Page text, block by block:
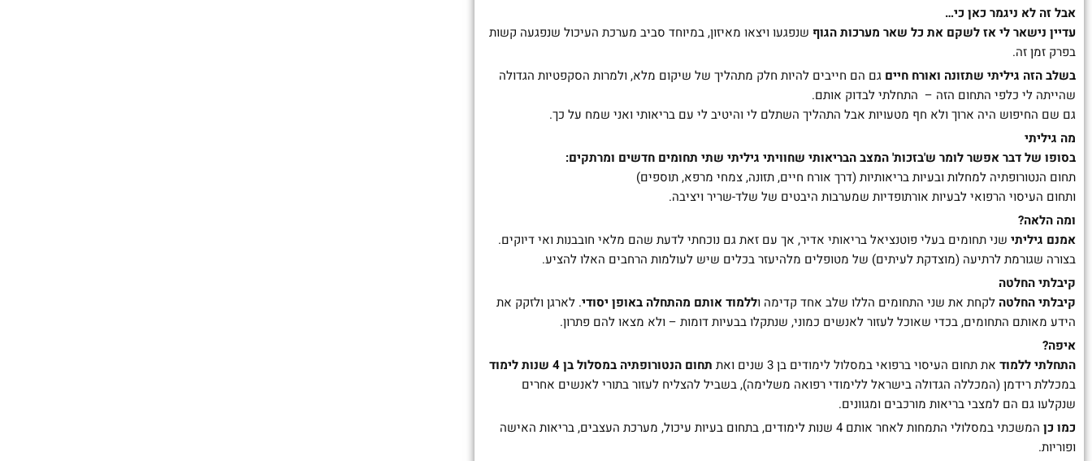
אבל זה לא ניגמר כאן כי…
עדיין נישאר לי אז לשקם את כל שאר מערכות הגוף שנפגעו ויצאו מאיזון, במיוחד סביב מערכת העיכול שנפגעה קשות
בפרק זמן זה.
בשלב הזה גיליתי שתזונה ואורח חיים גם הם חייבים להיות חלק מתהליך של שיקום מלא, ולמרות הסקפטיות הגדולה
שהייתה לי כלפי התחום הזה – התחלתי לבדוק אותם.
גם שם החיפוש היה ארוך ולא חף מטעויות אבל התהליך השתלם לי והיטיב לי עם בריאותי ואני שמח על כך.
מה גיליתי
בסופו של דבר אפשר לומר ש'בזכות' המצב הבריאותי שחוויתי גיליתי שתי תחומים חדשים ומרתקים:
תחום הנטורופתיה למחלות ובעיות בריאותיות (דרך אורח חיים, תזונה, צמחי מרפא, תוספים)
ותחום העיסוי הרפואי לבעיות אורתופדיות שמערבות היבטים של שלד-שריר ויציבה.
ומה הלאה?
אמנם גיליתי שני תחומים בעלי פוטנציאל בריאותי אדיר, אך עם זאת גם נוכחתי לדעת שהם מלאי חובבנות ואי דיוקים.
בצורה שגורמת לרתיעה (מוצדקת לעיתים) של מטופלים מלהיעזר בכלים שיש לעולמות הרחבים האלו להציע.
קיבלתי החלטה
קיבלתי החלטה לקחת את שני התחומים הללו שלב אחד קדימה וללמוד אותם מהתחלה באופן יסודי. לארגן ולזקק את
הידע מאותם התחומים, בכדי שאוכל לעזור לאנשים כמוני, שנתקלו בבעיות דומות – ולא מצאו להם פתרון.
איפה?
התחלתי ללמוד את תחום העיסוי ברפואי במסלול לימודים בן 3 שנים ואת
תחום הנטורופתיה במסלול בן 4 שנות לימוד
במכללת רידמן (המכללה הגדולה בישראל ללימודי רפואה משלימה), בשביל להצליח לעזור בתורי לאנשים אחרים
שנקלעו גם הם למצבי בריאות מורכבים ומגוונים.
כמו כן
המשכתי במסלולי התמחות לאחר אותם 4 שנות לימודים, בתחום בעיות עיכול, מערכת העצבים, בריאות האישה
ופוריות.